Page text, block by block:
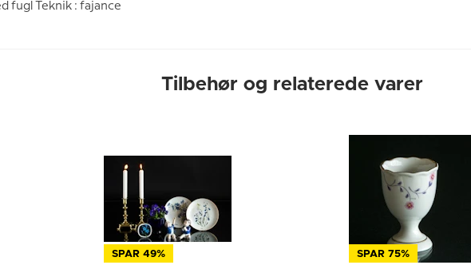
fugl Teknik : fajance
Tilbehør og relaterede varer
SPAR 49% SPAR 75%